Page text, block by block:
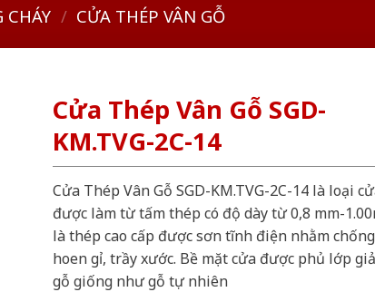
CHÁY / CỬA THÉP VÂN GỖ
Cửa Thép Vân Gỗ SGD-
KM.TVG-2C-14
Cửa Thép Vân Gỗ SGD-KM.TVG-2C-14 là loại
được làm từ tấm thép có độ dày từ 0,8 mm-
là thép cao cấp được sơn tĩnh điện nhằm chống
hoen gỉ, trầy xước. Bề mặt cửa được phủ lớp
gỗ giống như gỗ tự nhiên